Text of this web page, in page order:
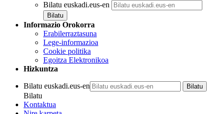
Bilatu euskadi.eus-en
Informazio Orokorra
Erabilerraztasuna
Lege-informazioa
Cookie politika
Egoitza Elektronikoa
Hizkuntza
Bilatu euskadi.eus-en
Bilatu
Kontaktua